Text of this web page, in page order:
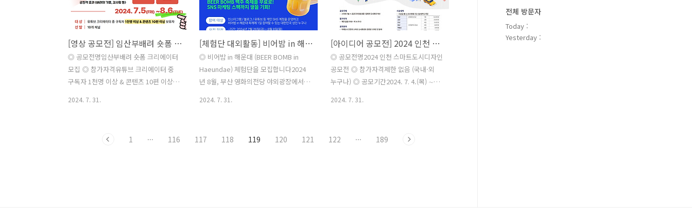
한 제품과 함께 놀자!① 내가 사용하고 있
는 제품의 위험요소를 찾아보기② 위험한
제품은 무엇이 있는지 생각해보고, 안전
하게 바꿔서 그려보기* 「어린이제품 안
전 특별법」에 의한 안전관리 대상 어린
이제품 품목 중 선택 [별첨 1 참고] ◎ 공
모형식8절 도화지 손그림(27.2cm X
북 지원 ◎ 교육일정 및 커리큘럼[오프라
인 교육 (15시 ~ 18시)]1. visionOS 2D
windowⅠ2. visionOS 2D windowⅡ3.
window 영역 밖으로 콘텐츠 확장4. 3D
Model 콘텐츠 구성5. 볼류메트릭 씬 구
성 [온라인 VOD 교육]6. ..
→ 1차 포트폴리오 심사 → 2차 실물 심사
및 인터뷰 ◎ 당선자 지원사항- 대상 작가
1인에게는 다음 해 개인전 기회 제공 및
출판(도록) 지원 부상- 당선 작가들에게
부상으로 삼원 다양한 미술 용지 지원- 삼
원갤러리 기획전 및 아트페어 참여 등 전
시 참여 기회 제공- 삼원갤러리 전속 작가
[영상 공모전] 임산부배려 숏폼 크리에이터 모집
◎ 공모전명임산부배려 숏폼 크리에이터
모집 ◎ 참가자격유튜브 크리에이터 중
구독자 1천명 이상 & 콘텐츠 10편 이상
배려(존중)의 필요성- 임산부배려 실천으
2024. 7. 31.
[체험단 대외활동] 비어밤 in 해운대 (BEER BOMB in Haeundae) 체험단을 모집합니다
◎ 비어밤 in 해운대 (BEER BOMB in
Haeundae) 체험단을 모집합니다2024
년 8월, 부산 영화의전당 야외광장에서 펼
스타그램 / 블로그 / 유튜브 등 개인 SNS
2024. 7. 31.
[아이디어 공모전] 2024 인천 스마트도시디자인 공모전
◎ 공모전명2024 인천 스마트도시디자인
공모전 ◎ 참가자격제한 없음 (국내·외
누구나) ◎ 공모기간2024. 7. 4.(목) ∼
야① 공공디자인 (쉼터, 공원, 분수대, 놀
2024. 7. 31.
1 ··· 116 117 118 119 120 121 122 ··· 189
전체 방문자
Today :
Yesterday :